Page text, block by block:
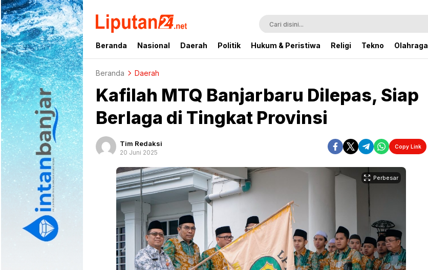
liputan24.net
Beranda Nasional Daerah Politik Hukum & Peristiwa Religi Tekno Olahraga
Beranda Daerah
Kafilah MTQ Banjarbaru Dilepas, Siap
Berlaga di Tingkat Provinsi
Tim Redaksi
20 Juni 2025
Copy Link
Perbesar